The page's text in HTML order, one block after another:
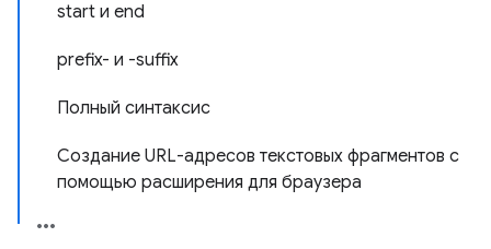
start и end
prefix- и -suffix
Полный синтаксис
Создание URL-адресов текстовых фрагментов с
помощью расширения для браузера